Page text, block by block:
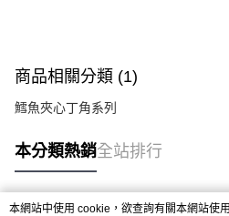
商品相關分類 (1)
鱈魚夾心丁角系列
本分類熱銷全站排行
本網站中使用 cookie，欲查詢有關本網站使